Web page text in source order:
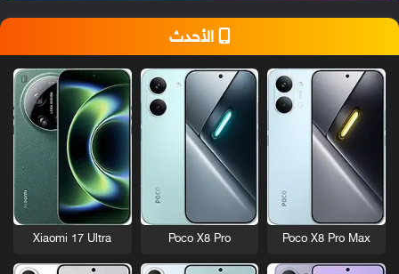
الأحدث
Poco X8 Pro Max
Poco X8 Pro
Xiaomi 17 Ultra